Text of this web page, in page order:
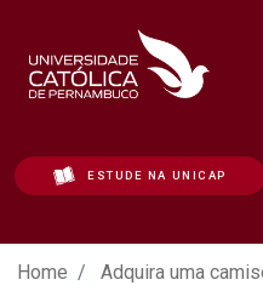
ESTUDE NA UNICAP
Adquira uma
Home Adquira uma